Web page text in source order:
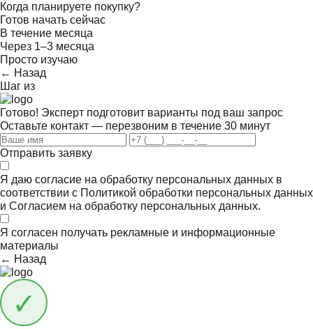
Когда планируете покупку?
Готов начать сейчас
В течение месяца
Через 1–3 месяца
Просто изучаю
← Назад
Шаг из
Готово! Эксперт подготовит варианты под ваш запрос
Оставьте контакт — перезвоним в течение 30 минут
Отправить заявку
Я даю согласие на обработку персональных данных в
соответствии с Политикой обработки персональных данных
и Согласием на обработку персональных данных.
Я согласен получать рекламные и информационные
материалы
← Назад